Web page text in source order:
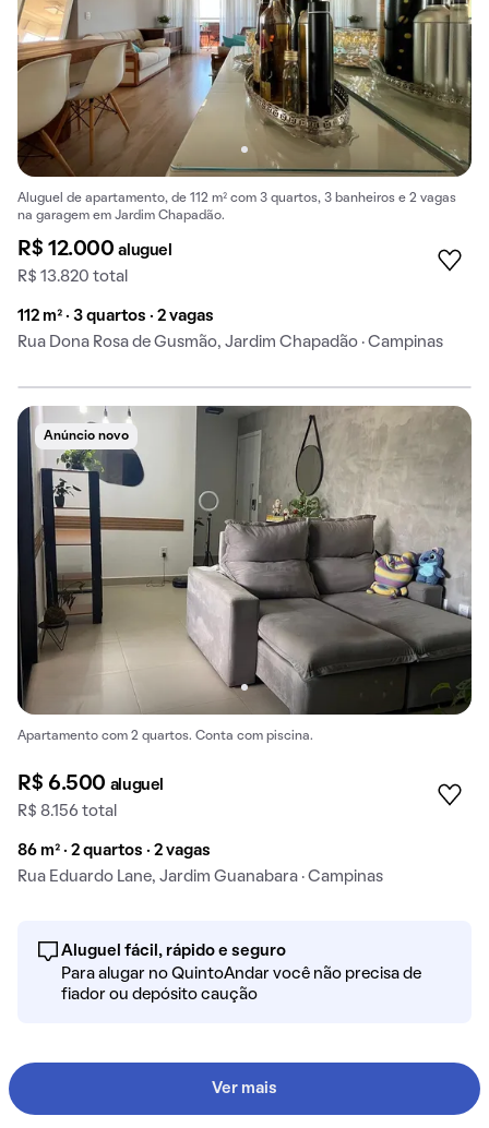
Aluguel de apartamento, de 112 m² com 3 quartos, 3 banheiros e 2 vagas
na garagem em Jardim Chapadão.
R$ 12.000aluguel
R$ 13.820 total
112 m² · 3 quartos · 2 vagas
Rua Dona Rosa de Gusmão, Jardim Chapadão · Campinas
Anúncio novo
Apartamento com 2 quartos. Conta com piscina.
R$ 6.500 aluguel
R$ 8.156 total
86 m² · 2 quartos · 2 vagas
Rua Eduardo Lane, Jardim Guanabara · Campinas
Aluguel fácil, rápido e seguro
Para alugar no QuintoAndar você não precisa de
fiador ou depósito caução
Ver mais